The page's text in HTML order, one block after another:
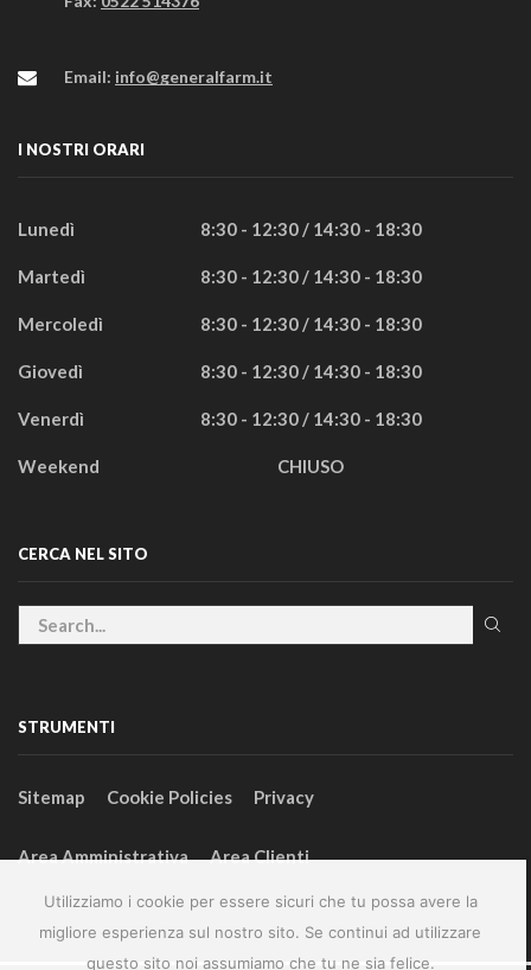
Utilizziamo i cookie per essere sicuri che tu possa avere la
migliore esperienza sul nostro sito. Se continui ad utilizzare
questo sito noi assumiamo che tu ne sia felice.
Email: info@generalfarm.it
I NOSTRI ORARI
Lunedì 8:30 - 12:30 / 14:30 - 18:30
Martedì 8:30 - 12:30 / 14:30 - 18:30
Mercoledì 8:30 - 12:30 / 14:30 - 18:30
Giovedì 8:30 - 12:30 / 14:30 - 18:30
Venerdì 8:30 - 12:30 / 14:30 - 18:30
Weekend CHIUSO
CERCA NEL SITO
STRUMENTI
Sitemap Cookie Policies Privacy
Area Amministrativa Area Clienti